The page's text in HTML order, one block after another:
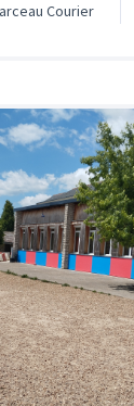
Courier